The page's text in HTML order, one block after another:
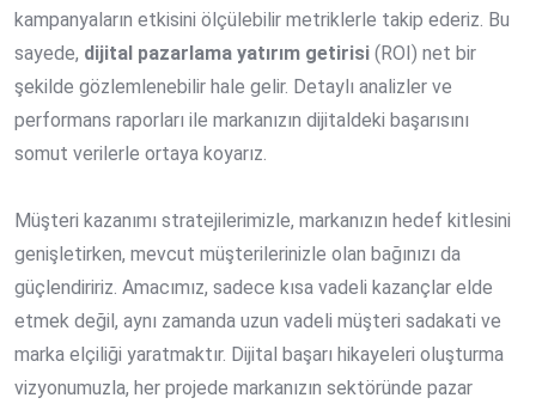
kampanyaların etkisini ölçülebilir metriklerle takip ederiz. Bu
sayede, dijital pazarlama yatırım getirisi (ROI) net bir
şekilde gözlemlenebilir hale gelir. Detaylı analizler ve
performans raporları ile markanızın dijitaldeki başarısını
somut verilerle ortaya koyarız.
Müşteri kazanımı stratejilerimizle, markanızın hedef kitlesini
genişletirken, mevcut müşterilerinizle olan bağınızı da
güçlendiririz. Amacımız, sadece kısa vadeli kazançlar elde
etmek değil, aynı zamanda uzun vadeli müşteri sadakati ve
marka elçiliği yaratmaktır. Dijital başarı hikayeleri oluşturma
vizyonumuzla, her projede markanızın sektöründe pazar